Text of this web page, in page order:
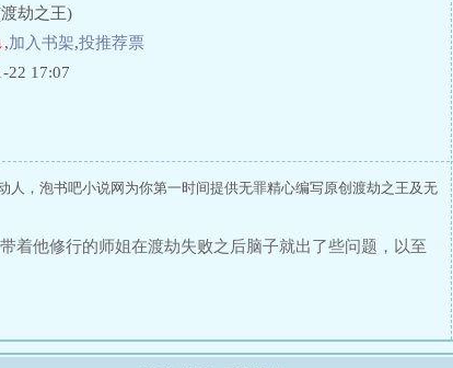
劫之王)
,加入书架,投推荐票
22 17:07
人，泡书吧小说网为你第一时间提供无罪精心编写原创渡劫之王及无
着他修行的师姐在渡劫失败之后脑子就出了些问题，以至